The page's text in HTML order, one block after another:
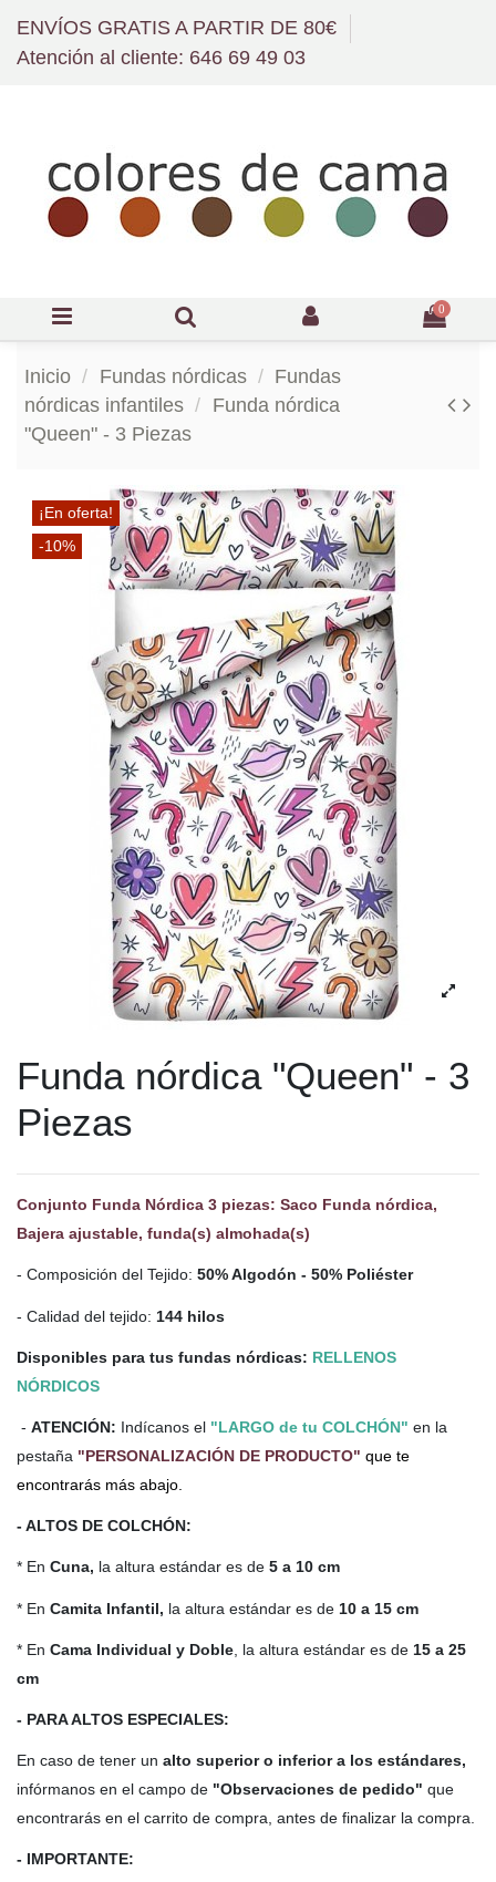
ENVÍOS GRATIS A PARTIR DE 80€
Atención al cliente: 646 69 49 03
0
Inicio Fundas nórdicas
Fundas
nórdicas infantiles
Funda nórdica
"Queen" - 3 Piezas
¡En oferta!
-10%
Funda nórdica "Queen" - 3
Piezas
Conjunto Funda Nórdica 3 piezas: Saco Funda nórdica,
Bajera ajustable, funda(s) almohada(s)
- Composición del Tejido: 50% Algodón - 50% Poliéster
- Calidad del tejido: 144 hilos
Disponibles para tus fundas nórdicas: RELLENOS
NÓRDICOS
- ATENCIÓN: Indícanos el "LARGO de tu COLCHÓN" en la
pestaña "PERSONALIZACIÓN DE PRODUCTO" que te
encontrarás más abajo.
- ALTOS DE COLCHÓN:
* En Cuna, la altura estándar es de 5 a 10 cm
* En Camita Infantil, la altura estándar es de 10 a 15 cm
* En Cama Individual y Doble , la altura estándar es de 15 a 25
cm
- PARA ALTOS ESPECIALES:
En caso de tener un alto superior o inferior a los estándares,
infórmanos en el campo de "Observaciones de pedido" que
encontrarás en el carrito de compra, antes de finalizar la compra.
- IMPORTANTE: